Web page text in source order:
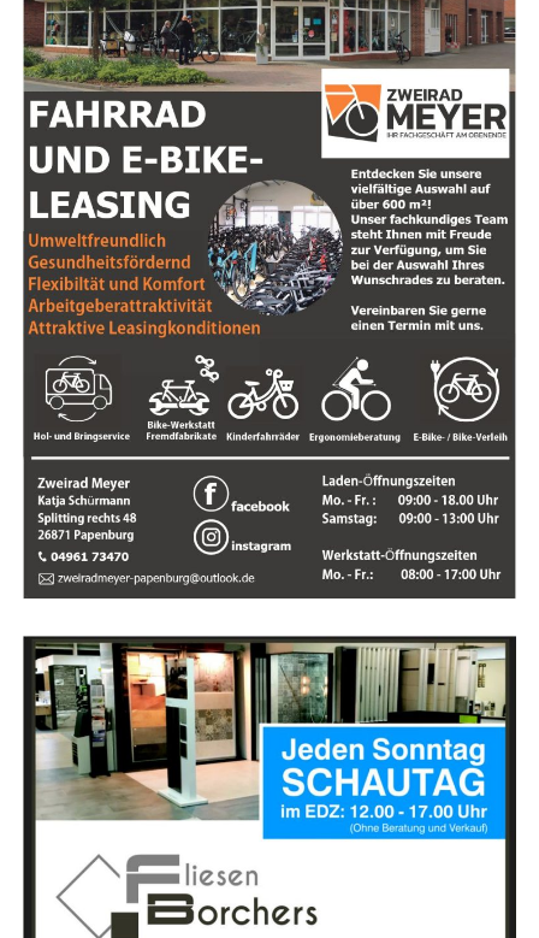
Hand­werks­be­trieb T.I. Ser­vice: Ihr Exper­te für Dach­sa­nie­rung
und Instal­la­ti­on von Balkonkraftanlagen
Sie suchen im Raum Ost­fries­land und bis ins Ems­land
nach einem ver­läss­li­chen und kom­pe­ten­ten Hand­wer­ker
für die Gestal­tung und Pfle­ge Ihres Daches? Dann ist
Ingo Ulsa­mer von T.I. Ser­vice Ihr Ansprech­part­ner ers­
ter Wahl. Mit lang­jäh­ri­ger Erfah­rung und Fach­kennt­nis­
sen bie­tet er ein brei­tes Spek­trum an Leis­tun­gen rund
um die Dach­de­cke­rei an.
Bei T.I. Ser­
vice steht die
Dach­sa­nie­
rung und
Abdich­tung
aller Art im
Fokus. Von
klei­nen Repa­
ra­tu­ren bis
hin zu kom­
plet­ten Neu­
de­ckun­gen –